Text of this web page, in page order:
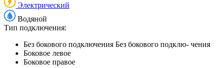
Электрический
Водяной
Тип подключения:
Без бокового подключения Без бокового подклю- чения
Боковое левое
Боковое правое